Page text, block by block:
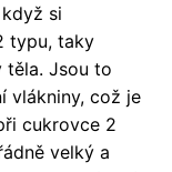
si
typu, taky
těla. Jsou to
vlákniny, což je
cukrovce 2
velký a